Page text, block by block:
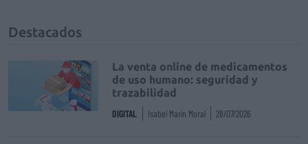
Destacados
La venta online de medicamentos
de uso humano: seguridad y
trazabilidad
DIGITAL Isabel Marín Moral 28/07/2026